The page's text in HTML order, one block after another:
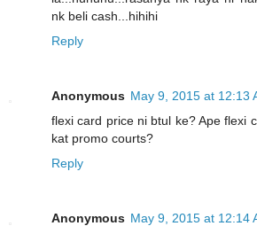
nk beli cash...hihihi
Reply
Anonymous May 9, 2015 at 12:13
flexi card price ni btul ke? Ape flexi
kat promo courts?
Reply
Anonymous May 9, 2015 at 12:14